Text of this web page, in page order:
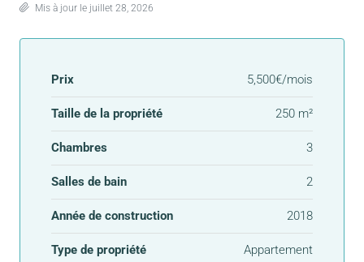
Mis à jour le juillet 28, 2026
Prix 5,500€/mois
Taille de la propriété 250 m²
Chambres 3
Salles de bain 2
Année de construction 2018
Type de propriété Appartement